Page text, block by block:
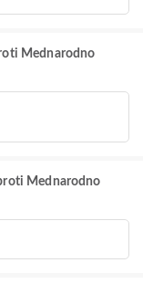
Mednarodno
Mednarodno